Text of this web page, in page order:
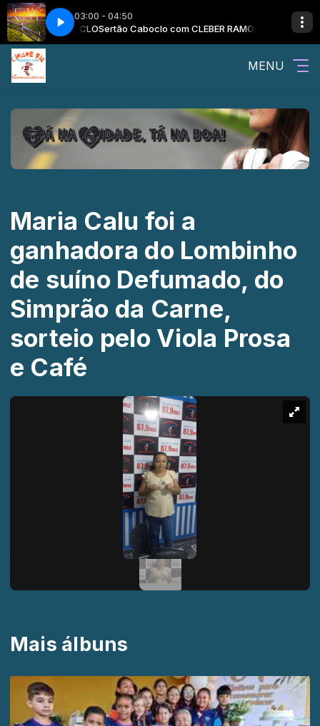
03:00 - 04:50
CABOCLOSertão Caboclo com CLEBER RAMOS E O SERTAO
MENU
Maria Calu foi a
ganhadora do Lombinho
de suíno Defumado, do
Simprão da Carne,
sorteio pelo Viola Prosa
e Café
Mais álbuns